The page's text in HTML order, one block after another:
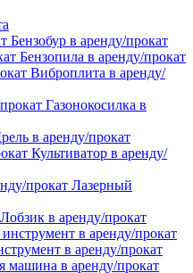
Бензобур в аренду/прокат
Бензопила в аренду/прокат
Виброплита в аренду/
Газонокосилка в
в аренду/прокат
Культиватор в аренду/
Лазерный
Лобзик в аренду/прокат
в аренду/прокат